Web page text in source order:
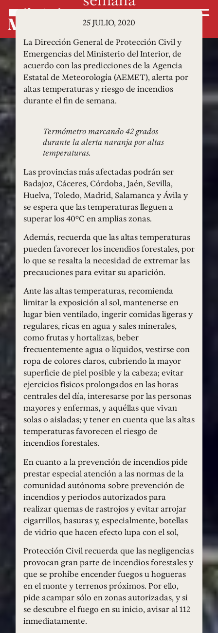
25 JULIO, 2020
La Dirección General de Protección Civil y
Emergencias del Ministerio del Interior, de
acuerdo con las predicciones de la Agencia
Estatal de Meteorología (AEMET), alerta por
altas temperaturas y riesgo de incendios
durante el fin de semana.
Termómetro marcando 42 grados
durante la alerta naranja por altas
temperaturas.
Las provincias más afectadas podrán ser
Badajoz, Cáceres, Córdoba, Jaén, Sevilla,
Huelva, Toledo, Madrid, Salamanca y Ávila y
se espera que las temperaturas lleguen a
superar los 40ºC en amplias zonas.
Además, recuerda que las altas temperaturas
pueden favorecer los incendios forestales, por
lo que se resalta la necesidad de extremar las
precauciones para evitar su aparición.
Ante las altas temperaturas, recomienda
limitar la exposición al sol, mantenerse en
lugar bien ventilado, ingerir comidas ligeras y
regulares, ricas en agua y sales minerales,
como frutas y hortalizas, beber
frecuentemente agua o líquidos, vestirse con
ropa de colores claros, cubriendo la mayor
superficie de piel posible y la cabeza; evitar
ejercicios físicos prolongados en las horas
centrales del día, interesarse por las personas
mayores y enfermas, y aquéllas que vivan
solas o aisladas; y tener en cuenta que las altas
temperaturas favorecen el riesgo de
incendios forestales.
En cuanto a la prevención de incendios pide
prestar especial atención a las normas de la
comunidad autónoma sobre prevención de
incendios y periodos autorizados para
realizar quemas de rastrojos y evitar arrojar
cigarrillos, basuras y, especialmente, botellas
de vidrio que hacen efecto lupa con el sol,
Protección Civil recuerda que las negligencias
provocan gran parte de incendios forestales y
que se prohíbe encender fuegos u hogueras
en el monte y terrenos próximos. Por ello,
pide acampar sólo en zonas autorizadas, y si
se descubre el fuego en su inicio, avisar al 112
inmediatamente.